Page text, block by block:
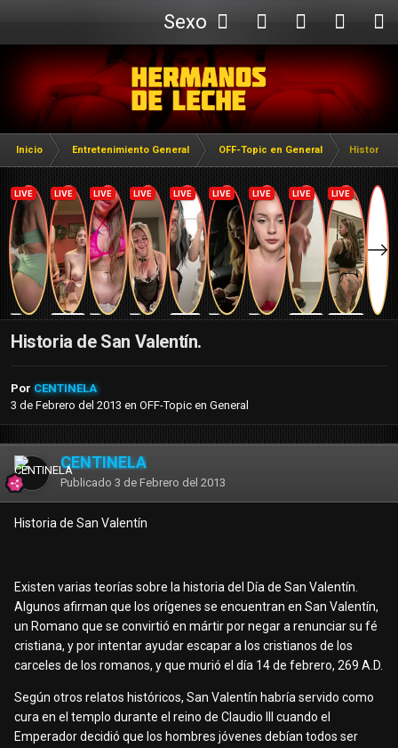
Sexo
Webcam
Inicio Entretenimiento General OFF-Topic en General Historia
Historia de San Valentín.
Por CENTINELA
3 de Febrero del 2013 en OFF-Topic en General
CENTINELA
Publicado 3 de Febrero del 2013
Historia de San Valentín
Existen varias teorías sobre la historia del Día de San Valentín.
Algunos afirman que los orígenes se encuentran en San Valentín,
un Romano que se convirtió en mártir por negar a renunciar su fé
cristiana, y por intentar ayudar escapar a los cristianos de los
carceles de los romanos, y que murió el día 14 de febrero, 269 A.D.
Según otros relatos históricos, San Valentín habría servido como
cura en el templo durante el reino de Claudio III cuando el
Emperador decidió que los hombres jóvenes debían todos ser